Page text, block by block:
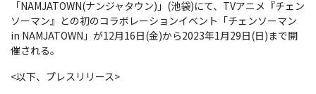
「NAMJATOWN(ナンジャタウン)」(池袋)にて、TVアニメ『チェン
ソーマン』との初のコラボレーションイベント「チェンソーマン
in NAMJATOWN」が12月16日(金)から2023年1月29日(日)まで開
催される。
<以下、プレスリリース>